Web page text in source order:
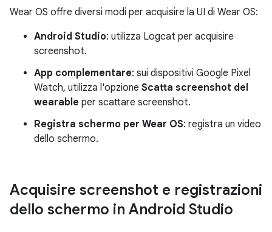
Wear OS offre diversi modi per acquisire la UI di Wear OS:
Android Studio: utilizza Logcat per acquisire
screenshot.
App complementare: sui dispositivi Google Pixel
Watch, utilizza l'opzione Scatta screenshot del
wearable per scattare screenshot.
Registra schermo per Wear OS: registra un video
dello schermo.
Acquisire screenshot e registrazioni
dello schermo in Android Studio